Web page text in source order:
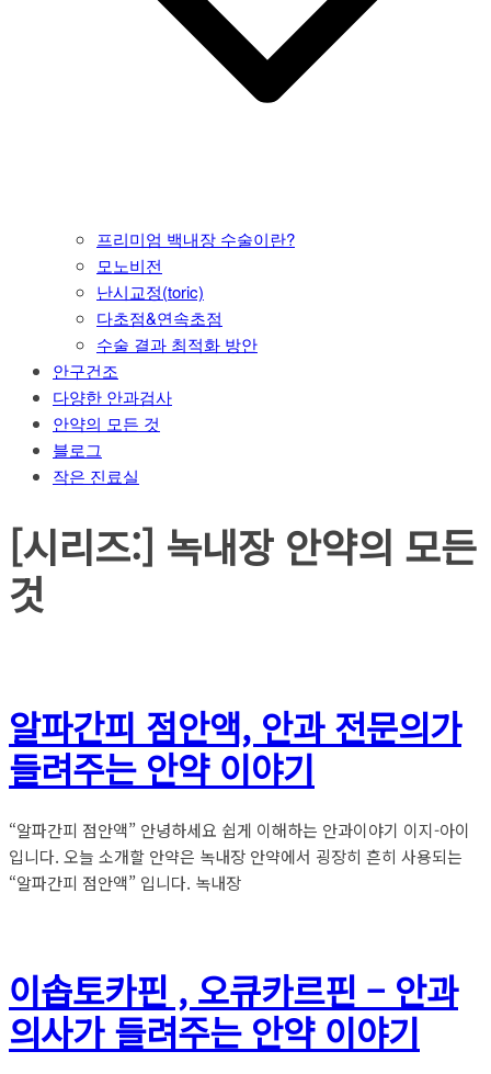
프리미엄 백내장 수술이란?
모노비전
난시교정(toric)
다초점&연속초점
수술 결과 최적화 방안
안구건조
다양한 안과검사
안약의 모든 것
블로그
작은 진료실
[시리즈:] 녹내장 안약의 모든
것
알파간피 점안액, 안과 전문의가
들려주는 안약 이야기
“알파간피 점안액” 안녕하세요 쉽게 이해하는 안과이야기 이지-아이
입니다. 오늘 소개할 안약은 녹내장 안약에서 굉장히 흔히 사용되는
“알파간피 점안액” 입니다. 녹내장
이솝토카핀 , 오큐카르핀 – 안과
의사가 들려주는 안약 이야기